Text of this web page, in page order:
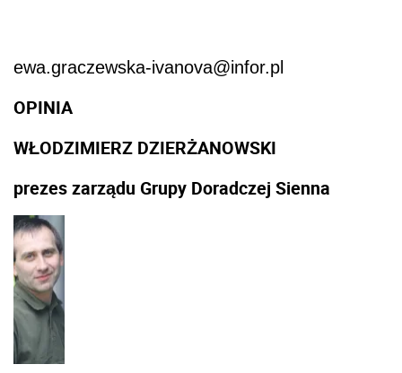
ewa.graczewska-ivanova@infor.pl
OPINIA
WŁODZIMIERZ DZIERŻANOWSKI
prezes zarządu Grupy Doradczej Sienna